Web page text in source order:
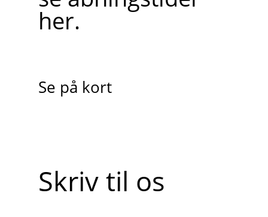
her.
Se på kort
Skriv til os